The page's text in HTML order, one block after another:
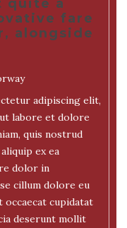
quite a
fare
alongside
adipiscing elit,
labore et dolore
quis nostrud
ex ea
dolor in
cillum dolore eu
cupidatat
deserunt mollit